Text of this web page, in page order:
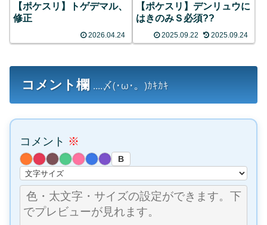
【ポケスリ】トゲデマル、
修正
2026.04.24
【ポケスリ】デンリュウに
はきのみＳ必須??
2025.09.22 2025.09.24
コメント欄 ....〆(･ω･。)ｶｷｶｷ
コメント ※
B